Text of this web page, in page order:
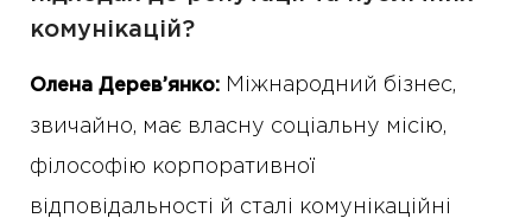
комунікацій?
Олена Дерев’янко: Міжнародний бізнес,
звичайно, має власну соціальну місію,
філософію корпоративної
відповідальності й сталі комунікаційні